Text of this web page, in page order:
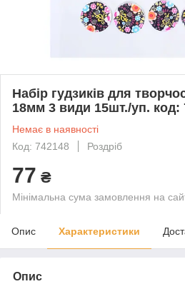
Набір гудзиків для
18мм 3 види 15шт./уп. код:
Немає в наявності
Код: 742148
Роздріб
77 ₴
Мінімальна сума замовлення на
Опис Характеристики
Опис